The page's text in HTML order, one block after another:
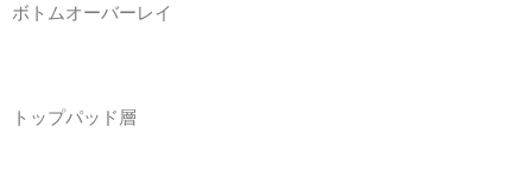
ボトムオーバーレイ
トップパッド層